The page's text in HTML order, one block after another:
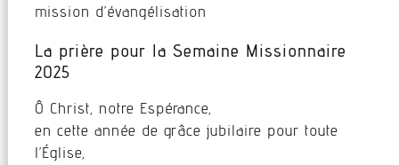
mission d’évangélisation
La prière pour la Semaine Missionnaire
2025
Ô Christ, notre Espérance,
en cette année de grâce jubilaire pour toute
l’Église,